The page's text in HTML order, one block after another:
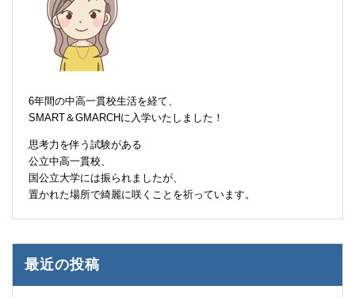
6年間の中高一貫校生活を経て、
SMART＆GMARCHに入学いたしました！
思考力を伴う試験がある
公立中高一貫校、
国公立大学には振られましたが、
置かれた場所で綺麗に咲くことを祈っています。
最近の投稿